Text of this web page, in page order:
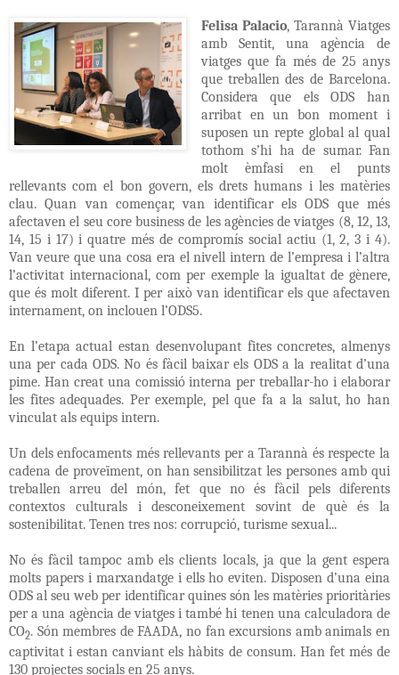
Felisa Palacio, Tarannà Viatges
amb Sentit, una agència de
viatges que fa més de 25 anys
que treballen des de Barcelona.
Considera que els ODS han
arribat en un bon moment i
suposen un repte global al qual
tothom s’hi ha de sumar. Fan
molt èmfasi en el punts
rellevants com el bon govern, els drets humans i les matèries
clau. Quan van començar, van identificar els ODS que més
afectaven el seu core business de les agències de viatges (8, 12, 13,
14, 15 i 17) i quatre més de compromís social actiu (1, 2, 3 i 4).
Van veure que una cosa era el nivell intern de l’empresa i l’altra
l’activitat internacional, com per exemple la igualtat de gènere,
que és molt diferent. I per això van identificar els que afectaven
internament, on inclouen l’ODS5.
En l’etapa actual estan desenvolupant fites concretes, almenys
una per cada ODS. No és fàcil baixar els ODS a la realitat d’una
pime. Han creat una comissió interna per treballar-ho i elaborar
les fites adequades. Per exemple, pel que fa a la salut, ho han
vinculat als equips intern.
Un dels enfocaments més rellevants per a Tarannà és respecte la
cadena de proveïment, on han sensibilitzat les persones amb qui
treballen arreu del món, fet que no és fàcil pels diferents
contextos culturals i desconeixement sovint de què és la
sostenibilitat. Tenen tres nos: corrupció, turisme sexual...
No és fàcil tampoc amb els clients locals, ja que la gent espera
molts papers i marxandatge i ells ho eviten. Disposen d’una eina
ODS al seu web per identificar quines són les matèries prioritàries
per a una agència de viatges i també hi tenen una calculadora de
CO2. Són membres de FAADA, no fan excursions amb animals en
captivitat i estan canviant els hàbits de consum. Han fet més de
130 projectes socials en 25 anys.